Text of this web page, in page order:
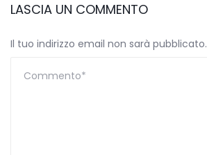
LASCIA UN COMMENTO
Il tuo indirizzo email non sarà pubblicato.